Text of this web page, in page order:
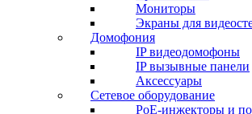
Мониторы
Экраны для
Домофония
IP видеодомофоны
IP вызывные панели
Аксессуары
Сетевое оборудование
PoE-инжекторы и